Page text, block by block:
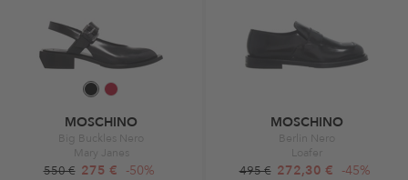
MOSCHINO
Big Buckles Nero
Mary Janes
550 € 275 € -50%
MOSCHINO
Berlin Nero
Loafer
495 € 272,30 € -45%